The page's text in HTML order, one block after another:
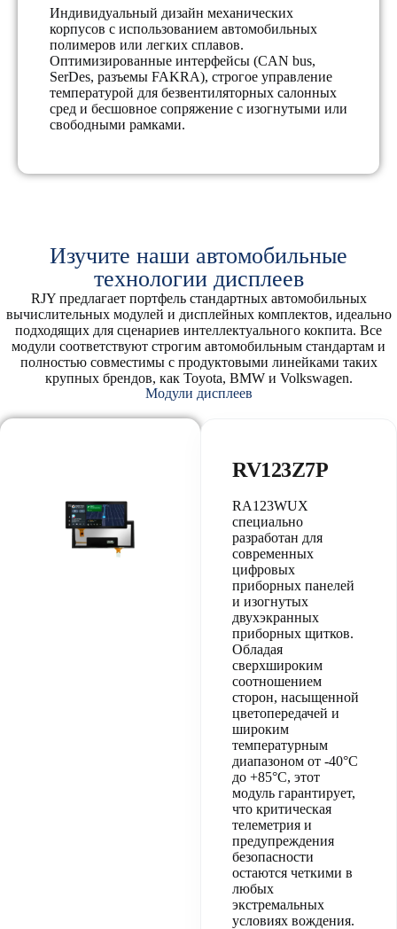
Индивидуальный дизайн механических
корпусов с использованием автомобильных
полимеров или легких сплавов.
Оптимизированные интерфейсы (CAN bus,
SerDes, разъемы FAKRA), строгое управление
температурой для безвентиляторных салонных
сред и бесшовное сопряжение с изогнутыми или
свободными рамками.
Изучите наши автомобильные
технологии дисплеев
RJY предлагает портфель стандартных автомобильных
вычислительных модулей и дисплейных комплектов, идеально
подходящих для сценариев интеллектуального кокпита. Все
модули соответствуют строгим автомобильным стандартам и
полностью совместимы с продуктовыми линейками таких
крупных брендов, как Toyota, BMW и Volkswagen.
Модули дисплеев
RV123Z7P
RA123WUX
специально
разработан для
современных
цифровых
приборных панелей
и изогнутых
двухэкранных
приборных щитков.
Обладая
сверхшироким
соотношением
сторон, насыщенной
цветопередачей и
широким
температурным
диапазоном от -40°C
до +85°C, этот
модуль гарантирует,
что критическая
телеметрия и
предупреждения
безопасности
остаются четкими в
любых
экстремальных
условиях вождения.